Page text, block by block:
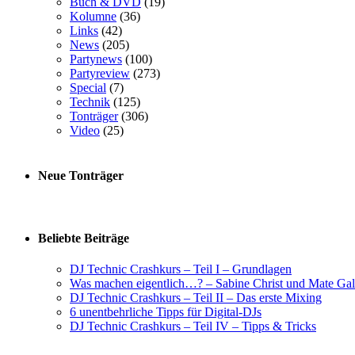
Kolumne (36)
Links (42)
News (205)
Partynews (100)
Partyreview (273)
Special (7)
Technik (125)
Tonträger(306)
Video (25)
Neue Tonträger
Beliebte Beiträge
DJ Technic Crashkurs – Teil I – Grundlagen
Was machen eigentlich…? – Sabine Christ und Mate
DJ Technic Crashkurs – Teil II – Das erste Mixing
6 unentbehrliche Tipps für Digital-DJs
DJ Technic Crashkurs – Teil IV – Tipps & Tricks